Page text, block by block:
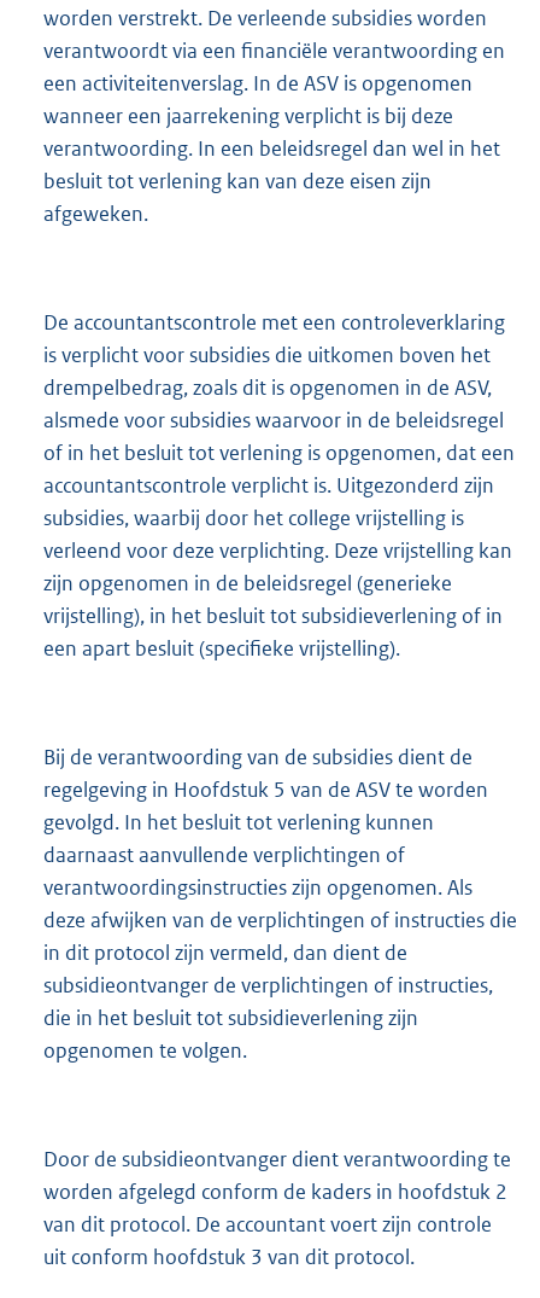
worden verstrekt. De verleende subsidies worden
verantwoordt via een financiële verantwoording en
een activiteitenverslag. In de ASV is opgenomen
wanneer een jaarrekening verplicht is bij deze
verantwoording. In een beleidsregel dan wel in het
besluit tot verlening kan van deze eisen zijn
afgeweken.
De accountantscontrole met een controleverklaring
is verplicht voor subsidies die uitkomen boven het
drempelbedrag, zoals dit is opgenomen in de ASV,
alsmede voor subsidies waarvoor in de beleidsregel
of in het besluit tot verlening is opgenomen, dat een
accountantscontrole verplicht is. Uitgezonderd zijn
subsidies, waarbij door het college vrijstelling is
verleend voor deze verplichting. Deze vrijstelling kan
zijn opgenomen in de beleidsregel (generieke
vrijstelling), in het besluit tot subsidieverlening of in
een apart besluit (specifieke vrijstelling).
Bij de verantwoording van de subsidies dient de
regelgeving in Hoofdstuk 5 van de ASV te worden
gevolgd. In het besluit tot verlening kunnen
daarnaast aanvullende verplichtingen of
verantwoordingsinstructies zijn opgenomen. Als
deze afwijken van de verplichtingen of instructies die
in dit protocol zijn vermeld, dan dient de
subsidieontvanger de verplichtingen of instructies,
die in het besluit tot subsidieverlening zijn
opgenomen te volgen.
Door de subsidieontvanger dient verantwoording te
worden afgelegd conform de kaders in hoofdstuk 2
van dit protocol. De accountant voert zijn controle
uit conform hoofdstuk 3 van dit protocol.